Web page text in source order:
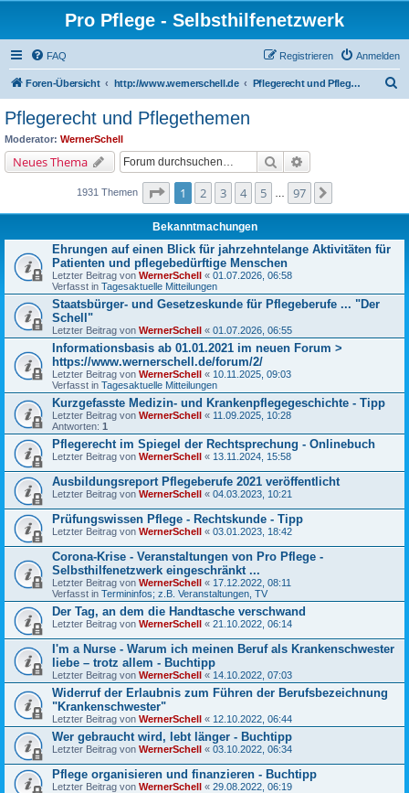
Pro Pflege - Selbsthilfenetzwerk
FAQ Anmelden
Registrieren
Foren-Übersicht http://www.wernerschell.de Pflegerecht und Pflegethemen
Pflegerecht und Pflegethemen
Moderator: WernerSchell
Neues Thema Suche
1931 Themen Seite von
1 2 3 4 5 97
Bekanntmachungen
Ehrungen auf einen Blick für jahrzehntelange Aktivitäten für
Patienten und pflegebedürftige Menschen
Letzter Beitrag von WernerSchell « 01.07.2026, 06:58
Verfasst in Tagesaktuelle Mitteilungen
Staatsbürger- und Gesetzeskunde für Pflegeberufe ... "Der
Schell"
Letzter Beitrag von WernerSchell « 01.07.2026, 06:55
Informationsbasis ab 01.01.2021 im neuen Forum >
https://www.wernerschell.de/forum/2/
Letzter Beitrag von WernerSchell « 10.11.2025, 09:03
Verfasst in Tagesaktuelle Mitteilungen
Kurzgefasste Medizin- und Krankenpflegegeschichte - Tipp
Letzter Beitrag von WernerSchell « 11.09.2025, 10:28
Antworten: 1
Pflegerecht im Spiegel der Rechtsprechung - Onlinebuch
Letzter Beitrag von WernerSchell « 13.11.2024, 15:58
Ausbildungsreport Pflegeberufe 2021 veröffentlicht
Letzter Beitrag von WernerSchell « 04.03.2023, 10:21
Prüfungswissen Pflege - Rechtskunde - Tipp
Letzter Beitrag von WernerSchell « 03.01.2023, 18:42
Corona-Krise - Veranstaltungen von Pro Pflege -
Selbsthilfenetzwerk eingeschränkt ...
Letzter Beitrag von WernerSchell « 17.12.2022, 08:11
Verfasst in Termininfos; z.B. Veranstaltungen, TV
Der Tag, an dem die Handtasche verschwand
Letzter Beitrag von WernerSchell « 21.10.2022, 06:14
I'm a Nurse - Warum ich meinen Beruf als Krankenschwester
liebe – trotz allem - Buchtipp
Letzter Beitrag von WernerSchell « 14.10.2022, 07:03
Widerruf der Erlaubnis zum Führen der Berufsbezeichnung
"Krankenschwester"
Letzter Beitrag von WernerSchell « 12.10.2022, 06:44
Wer gebraucht wird, lebt länger - Buchtipp
Letzter Beitrag von WernerSchell « 03.10.2022, 06:34
Pflege organisieren und finanzieren - Buchtipp
Letzter Beitrag von WernerSchell « 29.08.2022, 06:19